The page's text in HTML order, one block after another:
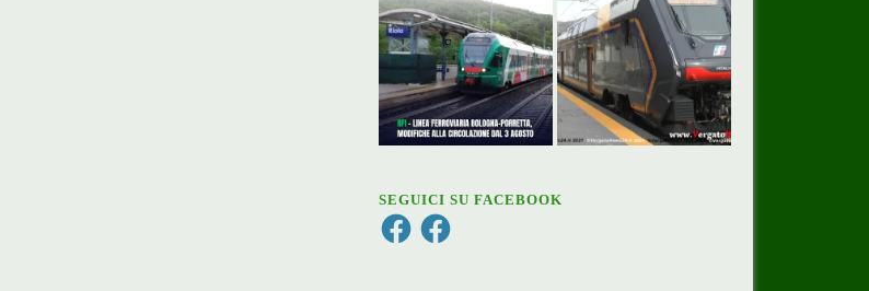
SEGUICI SU FACEBOOK
FacebookFacebook